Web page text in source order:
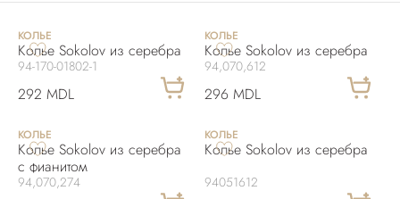
КОЛЬЕ
Колье Sokolov из серебра
94-170-01802-1
292 MDL
КОЛЬЕ
Колье Sokolov из серебра
94,070,612
296 MDL
КОЛЬЕ
Колье Sokolov из серебра
с фианитом
94,070,274
КОЛЬЕ
Колье Sokolov из серебра
94051612